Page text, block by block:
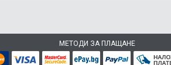
МЕТОДИ ЗА ПЛАЩАНЕ